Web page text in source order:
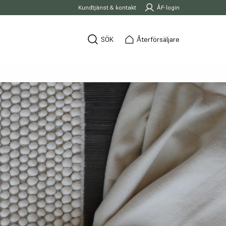
Kundtjänst & kontakt ÅF-login
SÖK Återförsäljare